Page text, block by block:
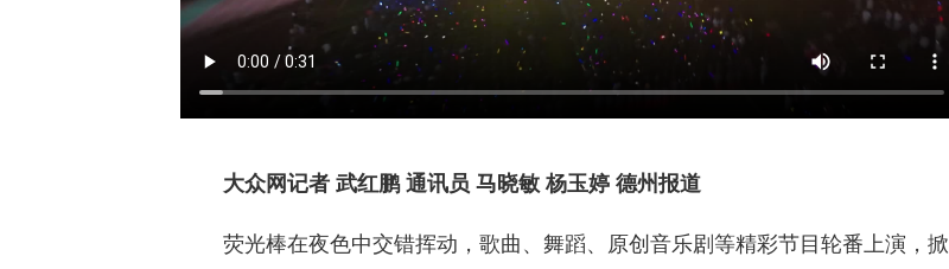
大众网记者 武红鹏 通讯员 马晓敏 杨玉婷 德州报道
荧光棒在夜色中交错挥动，歌曲、舞蹈、原创音乐剧等精彩节目轮番上演，掀